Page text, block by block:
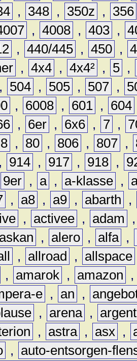
, 348 , 350z ,
356
, 4008 , 403 ,
, 440/445 , 450 ,
, 4x4 , 4x4² , 5 ,
, 504 , 505 , 507 ,
, 6008 , 601 , 604
, 6er , 6x6 , 7 ,
8 , 80 , 806 , 807 ,
, 914 , 917 , 918 ,
9er , a , a-klasse ,
, a8 , a9 , abarth
,
, activee , adam
, alero , alfa ,
, allroad , allspace
, amarok , amazon
e , an ,
, arena ,
, astra , asx ,
,
auto-entsorgen-